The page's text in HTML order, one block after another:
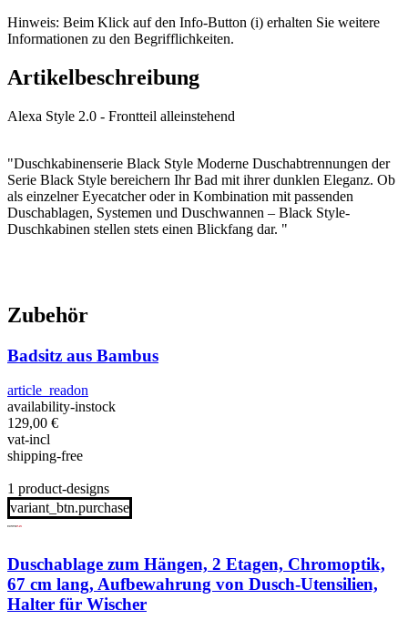
Hinweis: Beim Klick auf den Info-Button (i) erhalten Sie weitere
Informationen zu den Begrifflichkeiten.
Artikelbeschreibung
Alexa Style 2.0 - Frontteil alleinstehend
"Duschkabinenserie Black Style Moderne Duschabtrennungen der
Serie Black Style bereichern Ihr Bad mit ihrer dunklen Eleganz. Ob
als einzelner Eyecatcher oder in Kombination mit passenden
Duschablagen, Systemen und Duschwannen – Black Style-
Duschkabinen stellen stets einen Blickfang dar. "
Zubehör
Badsitz aus Bambus
article_readon
availability-instock
129,00 €
vat-incl
shipping-free
1 product-designs
variant_btn.purchase
Duschablage zum Hängen, 2 Etagen, Chromoptik,
67 cm lang, Aufbewahrung von Dusch-Utensilien,
Halter für Wischer